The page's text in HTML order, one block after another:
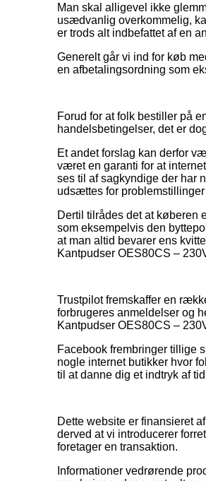
Man skal alligevel ikke
usædvanlig overkommelig,
er trods alt indbefattet af en
Generelt går vi ind for køb
en afbetalingsordning som
Forud for at folk bestiller på
handelsbetingelser, det er
Et andet forslag kan derfor
været en garanti for at
ses til af sagkyndige der har
udsættes for
Dertil tilrådes det at køberen
som eksempelvis den
at man altid bevarer ens
Kantpudser OES80CS –
Trustpilot fremskaffer en
forbrugeres anmeldelser og
Kantpudser OES80CS –
Facebook frembringer tillige
nogle internet butikker hvor
til at danne dig et indtryk af
Dette website er finansieret
derved at vi introducerer
foretager en transaktion.
Informationer vedrørende